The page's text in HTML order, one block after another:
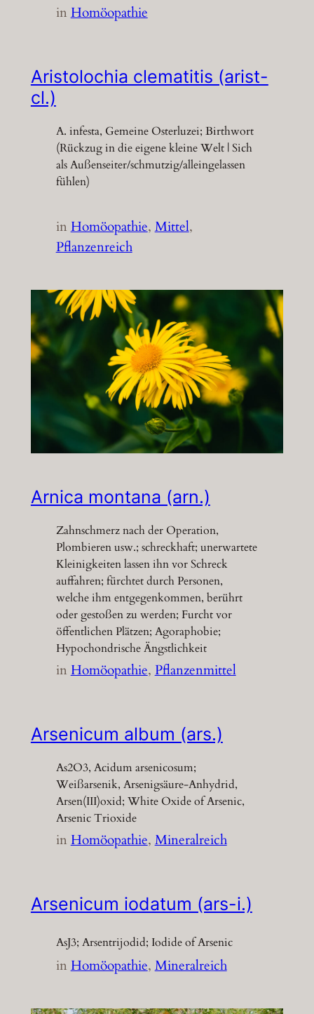
inHomöopathie
Aristolochia clematitis (arist-
cl.)
A. infesta, Gemeine Osterluzei; Birthwort
(Rückzug in die eigene kleine Welt | Sich
als Außenseiter/schmutzig/alleingelassen
fühlen)
inHomöopathie, Mittel
Pflanzenreich
Arnica montana (arn.)
Zahnschmerz nach der Operation,
Plombieren usw.; schreckhaft; unerwartete
Kleinigkeiten lassen ihn vor Schreck
auffahren; fürchtet durch Personen,
welche ihm entgegenkommen, berührt
oder gestoßen zu werden; Furcht vor
öffentlichen Plätzen; Agoraphobie;
Hypochondrische Ängstlichkeit
inHomöopathie, Pflanzenmittel
Arsenicum album (ars.)
As2O3, Acidum arsenicosum;
Weißarsenik, Arsenigsäure-Anhydrid,
Arsen(III)oxid; White Oxide of Arsenic,
Arsenic Trioxide
inHomöopathie, Mineralreich
Arsenicum iodatum (ars-i.)
AsJ3; Arsentrijodid; Iodide of Arsenic
inHomöopathie, Mineralreich